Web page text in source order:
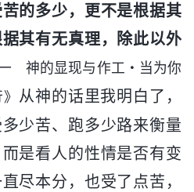
的多少，更不是根据其
其有无真理，除此以外
一 神的显现与作工・当为你
从神的话里我明白了，
少苦、跑多少路来衡量
是看人的性情是否有变
尽本分，也受了点苦，